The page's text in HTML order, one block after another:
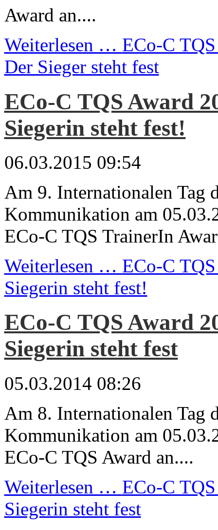
Award an....
Weiterlesen … ECo-C
Der Sieger steht fest
ECo-C TQS Award
Siegerin steht fest!
06.03.2015 09:54
Am 9. Internationalen Tag
Kommunikation am
ECo-C TQS TrainerIn
Weiterlesen … ECo-C
Siegerin steht fest!
ECo-C TQS Award
Siegerin steht fest
05.03.2014 08:26
Am 8. Internationalen Tag
Kommunikation am
ECo-C TQS Award an....
Weiterlesen … ECo-C
Siegerin steht fest